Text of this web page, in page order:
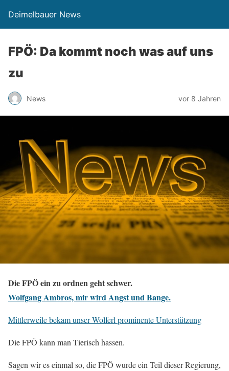
Deimelbauer News
FPÖ: Da kommt noch was auf uns
zu
News vor 8 Jahren
Die FPÖ ein zu ordnen geht schwer.
Wolfgang Ambros, mir wird Angst und Bange.
Mittlerweile bekam unser Wolferl prominente Unterstützung
Die FPÖ kann man Tierisch hassen.
Sagen wir es einmal so, die FPÖ wurde ein Teil dieser Regierung,